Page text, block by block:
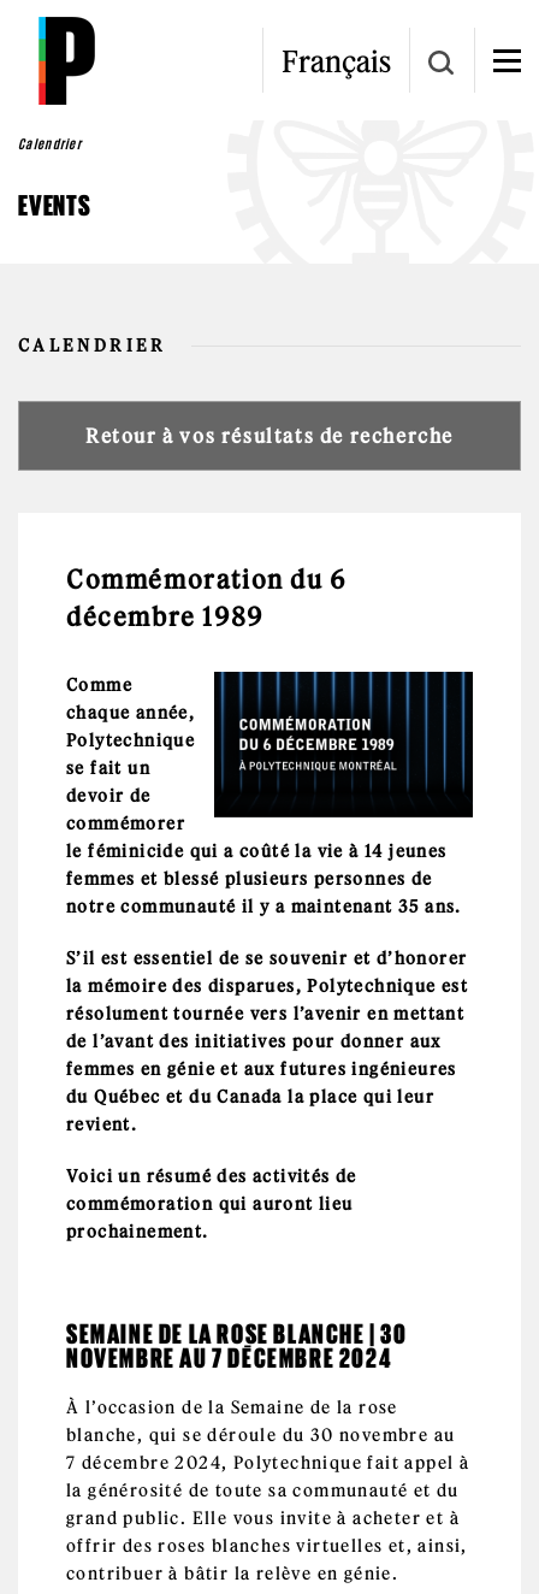
Skip to main content
Français
Calendrier
EVENTS
CALENDRIER
Retour à vos résultats de recherche
Commémoration du 6
décembre 1989
Comme
chaque année,
Polytechnique
se fait un
devoir de
commémorer
le féminicide qui a coûté la vie à 14 jeunes
femmes et blessé plusieurs personnes de
notre communauté il y a maintenant 35 ans.
S’il est essentiel de se souvenir et d’honorer
la mémoire des disparues, Polytechnique est
résolument tournée vers l’avenir en mettant
de l’avant des initiatives pour donner aux
femmes en génie et aux futures ingénieures
du Québec et du Canada la place qui leur
revient.
Voici un résumé des activités de
commémoration qui auront lieu
prochainement.
SEMAINE DE LA ROSE BLANCHE | 30
NOVEMBRE AU 7 DÉCEMBRE 2024
À l’occasion de la Semaine de la rose
blanche, qui se déroule du 30 novembre au
7 décembre 2024, Polytechnique fait appel à
la générosité de toute sa communauté et du
grand public. Elle vous invite à acheter et à
offrir des roses blanches virtuelles et, ainsi,
contribuer à bâtir la relève en génie.